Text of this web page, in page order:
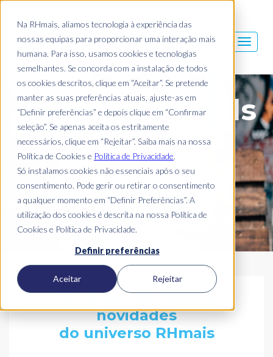
Na RHmais, aliamos tecnologia à experiência das
nossas equipas para proporcionar uma interação mais
humana. Para isso, usamos cookies e tecnologias
semelhantes. Se concorda com a instalação de todos
os cookies descritos, clique em “Aceitar”. Se pretende
manter as suas preferências atuais, ajuste-as em
“Definir preferências” e depois clique em “Confirmar
seleção”. Se apenas aceita os estritamente
necessários, clique em “Rejeitar”. Saiba mais na nossa
Política de Cookies e Política de Privacidade.
Só instalamos cookies não essenciais após o seu
consentimento. Pode gerir ou retirar o consentimento
a qualquer momento em “Definir Preferências”. A
utilização dos cookies é descrita na nossa Política de
Cookies e Política de Privacidade.
Definir preferências
Aceitar Rejeitar
Blog Mais Skills
Fica a par de todas as
novidades
do universo RHmais